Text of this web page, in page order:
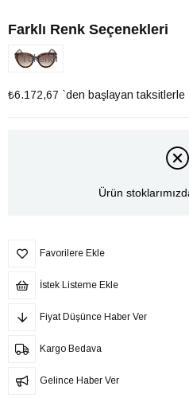
Farklı Renk Seçenekleri
Tükendi
₺6.172,67 `den başlayan taksitlerle
Ürün
Favorilere Ekle
İstek Listeme Ekle
Fiyat Düşünce Haber Ver
Kargo Bedava
Gelince Haber Ver